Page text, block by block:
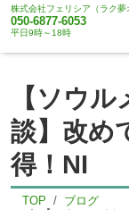
株式会社フェリシア（ラク夢
050-6877-6053
平日9時～18時
【ソウ
談】改め
得！NI
TOP
ブログ